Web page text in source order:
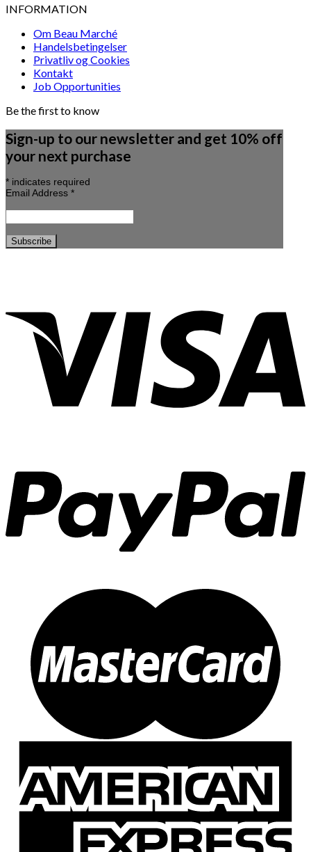
INFORMATION
Om Beau Marché
Handelsbetingelser
Privatliv og Cookies
Kontakt
Job Opportunities
Be the first to know
Sign-up to our newsletter and get 10% off
your next purchase
* indicates required
Email Address *